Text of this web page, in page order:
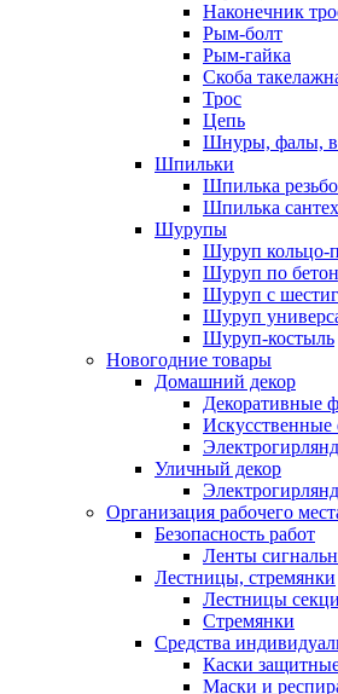
Наконечник
Рым-болт
Рым-гайка
Скоба
Трос
Цепь
Шнуры, фалы,
Шпильки
Шпилька
Шпилька
Шурупы
Шуруп кольцо-
Шуруп по
Шуруп с
Шуруп
Шуруп-костыль
Новогодние товары
Домашний декор
Декоративные
Искусственные
Уличный декор
Организация рабочего
Безопасность работ
Ленты
Лестницы, стремянки
Лестницы
Стремянки
Средства
Каски
Маски и